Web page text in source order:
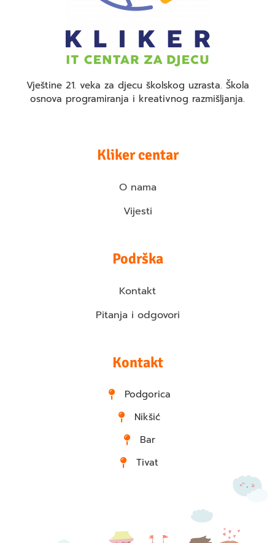
Vještine 21. veka za djecu školskog uzrasta. Škola
osnova programiranja i kreativnog razmišljanja.
Kliker centar
O nama
Vijesti
Podrška
Kontakt
Pitanja i odgovori
Kontakt
Podgorica
Nikšić
Bar
Tivat